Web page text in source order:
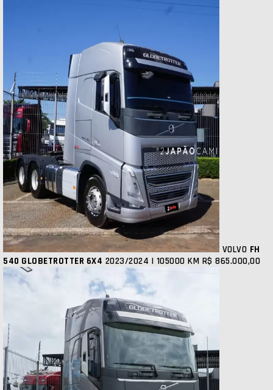
VOLVO FH
540 GLOBETROTTER 6X4 2023/2024 | 105000 KM R$ 865.000,00